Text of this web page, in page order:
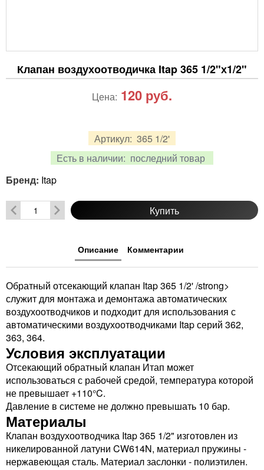
Клапан воздухоотводичка Itap 365 1/2"х1/2"
Артикул: 365 1/2'
Есть в наличии: последний товар
Цена: 120 руб.
Бренд: Itap
Купить
Описание Комментарии
Обратный отсекающий клапан Itap 365 1/2' /strong>
служит для монтажа и демонтажа автоматических
воздухоотводчиков и подходит для использования с
автоматическими воздухоотводчиками Itap серий 362,
363, 364.
Условия эксплуатации
Отсекающий обратный клапан Итап может
использоваться с рабочей средой, температура которой
не превышает +110°C.
Давление в системе не должно превышать 10 бар.
Материалы
Клапан воздухоотводчика Itap 365 1/2" изготовлен из
никелированной латуни CW614N, материал пружины -
нержавеющая сталь. Материал заслонки - полиэтилен.